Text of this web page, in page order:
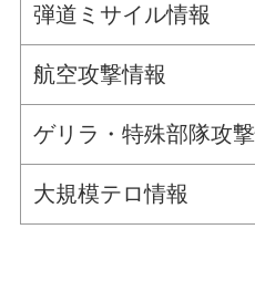
弾道ミサイル情報
航空攻撃情報
ゲリラ・特殊部隊攻
大規模テロ情報